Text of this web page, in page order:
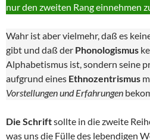
nur den zweiten Rang einnehmen
Wahr ist aber vielmehr, daß es
gibt und daß der Phonologismus
Alphabetismus ist, sondern seine
aufgrund eines Ethnozentrismus
Vorstellungen und Erfahrungen
Die Schriftsollte in die zweite
was uns die Fülle des lebendigen